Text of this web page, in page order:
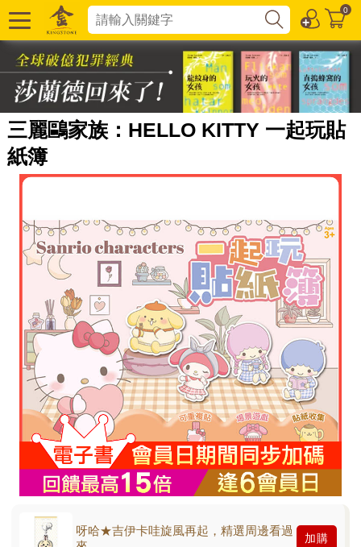
0
三麗鷗家族：HELLO KITTY 一起玩貼
紙簿
呀哈★吉伊卡哇旋風再起，精選周邊看過
加購